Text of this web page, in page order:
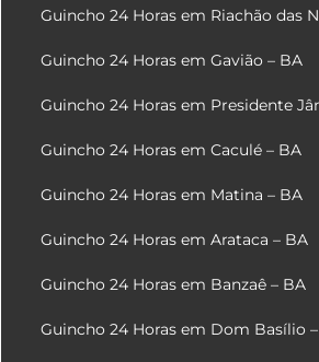
Guincho 24 Horas em Riachão das
Guincho 24 Horas em Gavião – BA
Guincho 24 Horas em Presidente
Guincho 24 Horas em Caculé – BA
Guincho 24 Horas em Matina – BA
Guincho 24 Horas em Arataca – BA
Guincho 24 Horas em Banzaê – BA
Guincho 24 Horas em Dom Basílio